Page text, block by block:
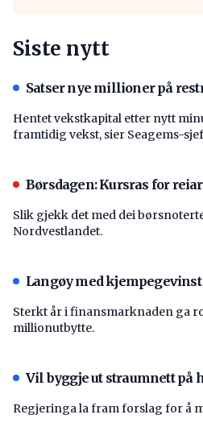
Siste nytt
Satser nye millioner på
Hentet vekstkapital etter nytt
framtidig vekst, sier Seagems-
Børsdagen: Kursras for
Slik gjekk det med dei
Nordvestlandet.
Langøy med
Sterkt år i finansmarknaden ga
millionutbytte.
Vil byggje ut straumnett på
Regjeringa la fram forslag for å